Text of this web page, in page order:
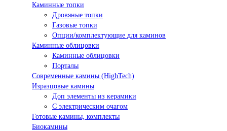
Каминные топки
Дровяные топки
Газовые топки
Опции/комплектующие для каминов
Каминные облицовки
Каминные облицовки
Порталы
Современные камины (HighTech)
Изразцовые камины
Доп элементы из керамики
С электрическим очагом
Готовые камины, комплекты
Биокамины